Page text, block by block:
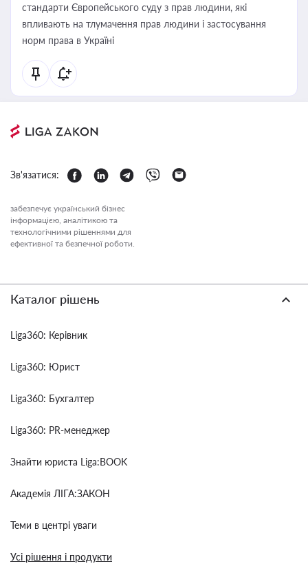
стандарти Європейського суду з прав людини, які
впливають на тлумачення прав людини і застосування
норм права в Україні
Зв'язатися:
забезпечує український бізнес
інформацією, аналітикою та
технологічними рішеннями для
ефективної та безпечної роботи.
Каталог рішень
Liga360: Керівник
Liga360: Юрист
Liga360: Бухгалтер
Liga360: PR-менеджер
Знайти юриста Liga:BOOK
Академія ЛІГА:ЗАКОН
Теми в центрі уваги
Усі рішення і продукти